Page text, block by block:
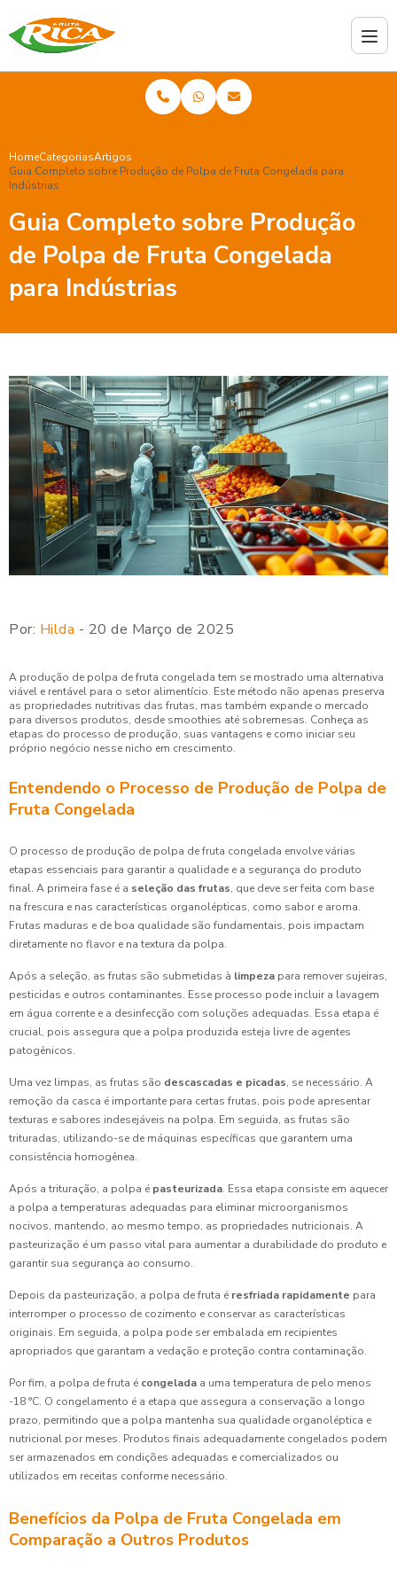
HomeCategoriasArtigos
Guia Completo sobre Produção de Polpa de Fruta Congelada para
Indústrias
Guia Completo sobre Produção
de Polpa de Fruta Congelada
para Indústrias
Por: Hilda - 20 de Março de 2025
A produção de polpa de fruta congelada tem se mostrado uma alternativa
viável e rentável para o setor alimentício. Este método não apenas preserva
as propriedades nutritivas das frutas, mas também expande o mercado
para diversos produtos, desde smoothies até sobremesas. Conheça as
etapas do processo de produção, suas vantagens e como iniciar seu
próprio negócio nesse nicho em crescimento.
Entendendo o Processo de Produção de Polpa de
Fruta Congelada
O processo de produção de polpa de fruta congelada envolve várias
etapas essenciais para garantir a qualidade e a segurança do produto
final. A primeira fase é a seleção das frutas, que deve ser feita com base
na frescura e nas características organolépticas, como sabor e aroma.
Frutas maduras e de boa qualidade são fundamentais, pois impactam
diretamente no flavor e na textura da polpa.
Após a seleção, as frutas são submetidas à limpeza para remover sujeiras,
pesticidas e outros contaminantes. Esse processo pode incluir a lavagem
em água corrente e a desinfecção com soluções adequadas. Essa etapa é
crucial, pois assegura que a polpa produzida esteja livre de agentes
patogênicos.
Uma vez limpas, as frutas são descascadas e picadas, se necessário. A
remoção da casca é importante para certas frutas, pois pode apresentar
texturas e sabores indesejáveis na polpa. Em seguida, as frutas são
trituradas, utilizando-se de máquinas específicas que garantem uma
consistência homogênea.
Após a trituração, a polpa é pasteurizada. Essa etapa consiste em aquecer
a polpa a temperaturas adequadas para eliminar microorganismos
nocivos, mantendo, ao mesmo tempo, as propriedades nutricionais. A
pasteurização é um passo vital para aumentar a durabilidade do produto e
garantir sua segurança ao consumo.
Depois da pasteurização, a polpa de fruta é resfriada rapidamente para
interromper o processo de cozimento e conservar as características
originais. Em seguida, a polpa pode ser embalada em recipientes
apropriados que garantam a vedação e proteção contra contaminação.
Por fim, a polpa de fruta é congelada a uma temperatura de pelo menos
-18 °C. O congelamento é a etapa que assegura a conservação a longo
prazo, permitindo que a polpa mantenha sua qualidade organoléptica e
nutricional por meses. Produtos finais adequadamente congelados podem
ser armazenados em condições adequadas e comercializados ou
utilizados em receitas conforme necessário.
Benefícios da Polpa de Fruta Congelada em
Comparação a Outros Produtos